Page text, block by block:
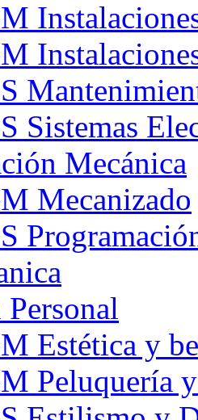
Sistemas
Mecánica
Mecanizado
Estética y
Peluquería